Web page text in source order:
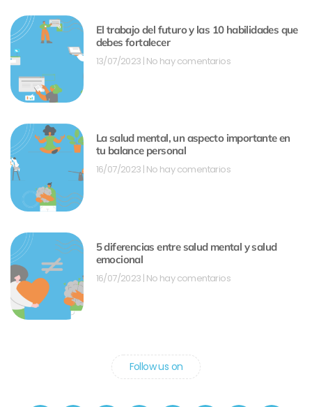
El trabajo del futuro y las 10 habilidades que
debes fortalecer
13/07/2023 No hay comentarios
La salud mental, un aspecto importante en
tu balance personal
16/07/2023 No hay comentarios
5 diferencias entre salud mental y salud
emocional
16/07/2023 No hay comentarios
Follow us on